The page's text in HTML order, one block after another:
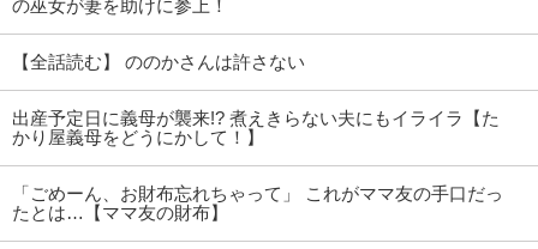
の巫女が妻を助けに参上！
【全話読む】 ののかさんは許さない
出産予定日に義母が襲来!? 煮えきらない夫にもイライラ【た
かり屋義母をどうにかして！】
「ごめーん、お財布忘れちゃって」 これがママ友の手口だっ
たとは…【ママ友の財布】